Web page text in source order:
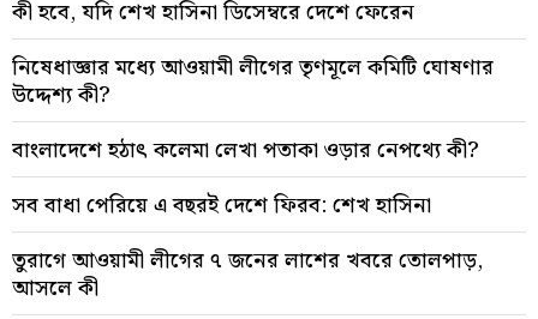
কী হবে, যদি শেখ হাসিনা ডিসেম্বরে দেশে ফেরেন
নিষেধাজ্ঞার মধ্যে আওয়ামী লীগের তৃণমূলে কমিটি ঘোষণার
উদ্দেশ্য কী?
বাংলাদেশে হঠাৎ কলেমা লেখা পতাকা ওড়ার নেপথ্যে কী?
সব বাধা পেরিয়ে এ বছরই দেশে ফিরব: শেখ হাসিনা
তুরাগে আওয়ামী লীগের ৭ জনের লাশের খবরে তোলপাড়,
আসলে কী